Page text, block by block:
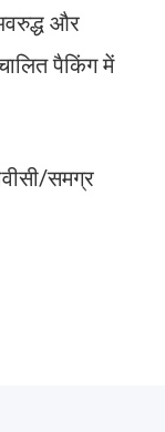
और
पैकिंग में
समग्र